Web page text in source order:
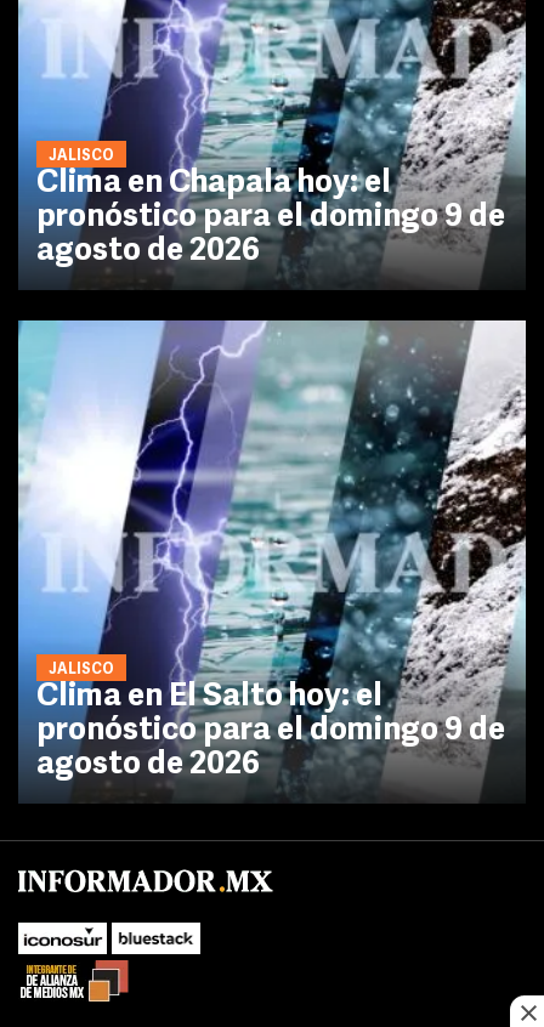
JALISCO
Clima en Chapala hoy: el
pronóstico para el domingo 9 de
agosto de 2026
JALISCO
Clima en El Salto hoy: el
pronóstico para el domingo 9 de
agosto de 2026